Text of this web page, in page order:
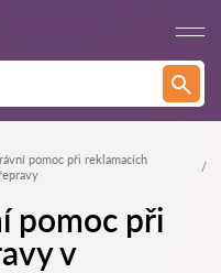
pomoc při reklamacích
pomoc při
v